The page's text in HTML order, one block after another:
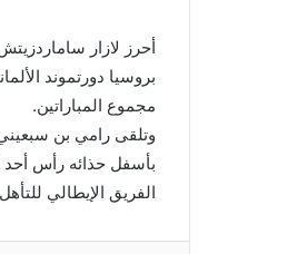
مجموع المباراتين.
وتلقى رامي بن
بأسفل حذائه رأس أحد
الفريق الإيطالي